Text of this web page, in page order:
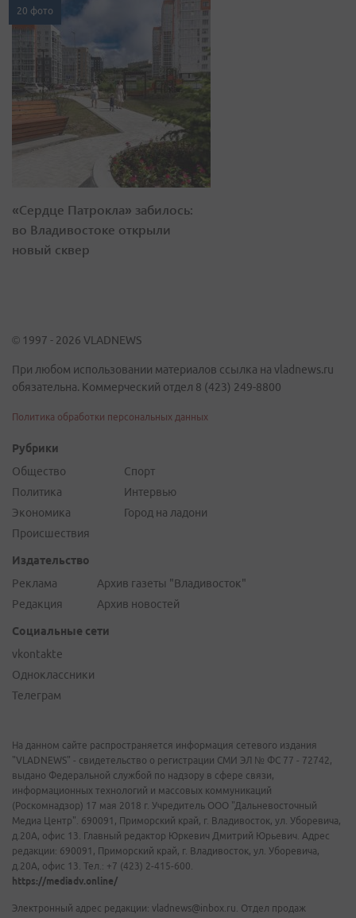
20 фото
«Сердце Патрокла» забилось:
во Владивостоке открыли
новый сквер
© 1997 - 2026 VLADNEWS
При любом использовании материалов ссылка на vladnews.ru
обязательна. Коммерческий отдел 8 (423) 249-8800
Политика обработки персональных данных
Рубрики
Общество
Политика
Экономика
Происшествия
Спорт
Интервью
Город на ладони
Издательство
Реклама
Редакция
Архив газеты "Владивосток"
Архив новостей
Социальные сети
vkontakte
Одноклассники
Телеграм
На данном сайте распространяется информация сетевого издания
"VLADNEWS" - свидетельство о регистрации СМИ ЭЛ № ФС 77 - 72742,
выдано Федеральной службой по надзору в сфере связи,
информационных технологий и массовых коммуникаций
(Роскомнадзор) 17 мая 2018 г. Учредитель ООО "Дальневосточный
Медиа Центр". 690091, Приморский край, г. Владивосток, ул. Уборевича,
д.20А, офис 13. Главный редактор Юркевич Дмитрий Юрьевич. Адрес
редакции: 690091, Приморский край, г. Владивосток, ул. Уборевича,
д.20А, офис 13. Тел.: +7 (423) 2-415-600.
https://mediadv.online/
Электронный адрес редакции: vladnews@inbox.ru. Отдел продаж